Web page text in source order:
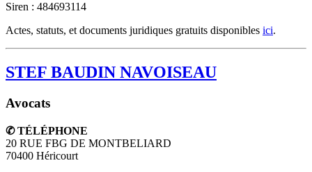
Siren : 484693114
Actes, statuts, et documents juridiques gratuits disponibles ici.
STEF BAUDIN NAVOISEAU
Avocats
✆ TÉLÉPHONE
20 RUE FBG DE MONTBELIARD
70400 Héricourt